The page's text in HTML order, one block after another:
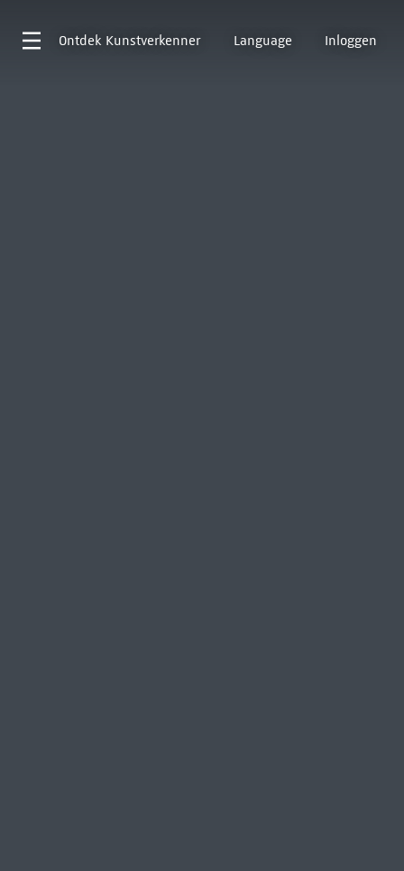
Ontdek Kunstverkenner Language Inloggen